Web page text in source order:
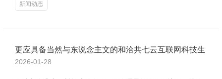
新闻动态
更应具备当然与东说念主文的和洽共七云互联网科技生
2026-01-28